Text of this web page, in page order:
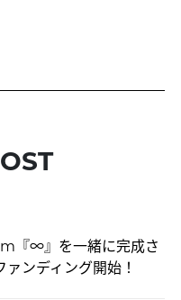
『∞』を一緒に完成さ
ンディング開始！